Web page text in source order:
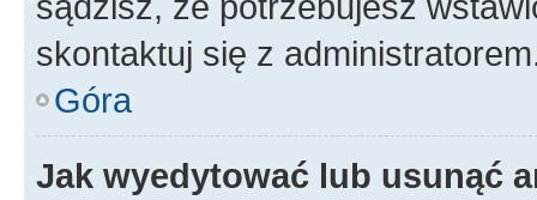
skontaktuj się z
Góra
Jak wyedytować lub usunąć